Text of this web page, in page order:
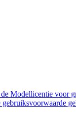
Modellicentie voor